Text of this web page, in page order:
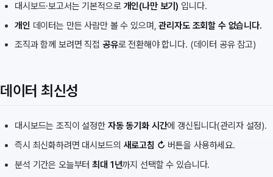
대시보드·보고서는 기본적으로 개인(나만 보기) 입니다.
개인 데이터는 만든 사람만 볼 수 있으며,관리자도 조회할 수 없습니다.
조직과 함께 보려면 직접 공유로 전환해야 합니다. (데이터 공유참고)
데이터 최신성
대시보드는 조직이 설정한 자동 동기화 시간에 갱신됩니다(관리자 설정).
즉시 최신화하려면 대시보드의 새로고침 ↻ 버튼을 사용하세요.
분석 기간은 오늘부터최대 1년까지 선택할 수 있습니다.